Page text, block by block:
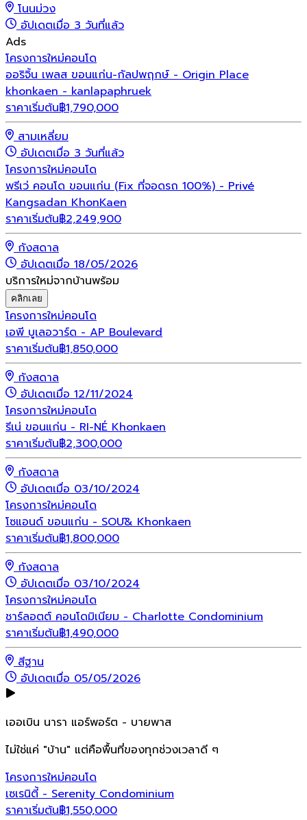
โนนม่วง
อัปเดตเมื่อ 3 วันที่แล้ว
Ads
โครงการใหม่คอนโด
ออริจิ้น เพลส ขอนแก่น-กัลปพฤกษ์ - Origin Place
khonkaen - kanlapaphruek
ราคาเริ่มต้น฿1,790,000
สามเหลี่ยม
อัปเดตเมื่อ 3 วันที่แล้ว
โครงการใหม่คอนโด
พรีเว่ คอนโด ขอนแก่น (Fix ที่จอดรถ 100%) - Privé
Kangsadan KhonKaen
ราคาเริ่มต้น฿2,249,900
กังสดาล
อัปเดตเมื่อ 18/05/2026
บริการใหม่จากบ้านพร้อม
คลิกเลย
โครงการใหม่คอนโด
เอพี บูเลอวาร์ด - AP Boulevard
ราคาเริ่มต้น฿1,850,000
กังสดาล
อัปเดตเมื่อ 12/11/2024
โครงการใหม่คอนโด
รีเน่ ขอนแก่น - RI-NÉ Khonkaen
ราคาเริ่มต้น฿2,300,000
กังสดาล
อัปเดตเมื่อ 03/10/2024
โครงการใหม่คอนโด
โซแอนด์ ขอนแก่น - SOŪ& Khonkaen
ราคาเริ่มต้น฿1,800,000
กังสดาล
อัปเดตเมื่อ 03/10/2024
โครงการใหม่คอนโด
ชาร์ลอตต์ คอนโดมิเนียม - Charlotte Condominium
ราคาเริ่มต้น฿1,490,000
สีฐาน
อัปเดตเมื่อ 05/05/2026
เออเบิน นารา แอร์พอร์ต - บายพาส
ไม่ใช่แค่ "บ้าน" แต่คือพื้นที่ของทุกช่วงเวลาดี ๆ
โครงการใหม่คอนโด
เซเรนิตี้ - Serenity Condominium
ราคาเริ่มต้น฿1,550,000